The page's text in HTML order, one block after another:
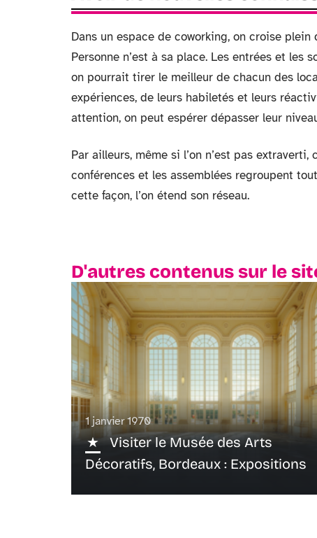
Dans un espace de coworking, on croise
Personne n’est à sa place. Les entrées et les
on pourrait tirer le meilleur de chacun des
expériences, de leurs habiletés et leurs
attention, on peut espérer dépasser leur
Par ailleurs, même si l’on n’est pas
conférences et les assemblées regroupent
cette façon, l’on étend son réseau.
D'autres contenus sur le
1 janvier 1970
Visiter le Musée des Arts
Décoratifs, Bordeaux : Expositions